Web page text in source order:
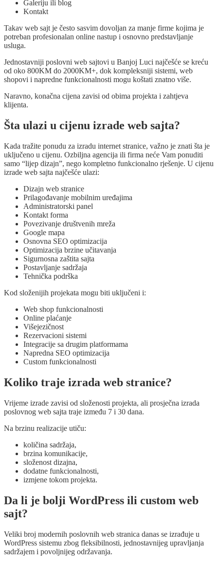
Galeriju ili blog
Kontakt
Takav web sajt je često sasvim dovoljan za manje firme kojima je
potreban profesionalan online nastup i osnovno predstavljanje
usluga.
Jednostavniji poslovni web sajtovi u Banjoj Luci najčešće se kreću
od oko 800KM do 2000KM+, dok kompleksniji sistemi, web
shopovi i napredne funkcionalnosti mogu koštati znatno više.
Naravno, konačna cijena zavisi od obima projekta i zahtjeva
klijenta.
Šta ulazi u cijenu izrade web sajta?
Kada tražite ponudu za izradu internet stranice, važno je znati šta je
uključeno u cijenu. Ozbiljna agencija ili firma neće Vam ponuditi
samo “lijep dizajn”, nego kompletno funkcionalno rješenje. U cijenu
izrade web sajta najčešće ulazi:
Dizajn web stranice
Prilagođavanje mobilnim uređajima
Administratorski panel
Kontakt forma
Povezivanje društvenih mreža
Google mapa
Osnovna SEO optimizacija
Optimizacija brzine učitavanja
Sigurnosna zaštita sajta
Postavljanje sadržaja
Tehnička podrška
Kod složenijih projekata mogu biti uključeni i:
Web shop funkcionalnosti
Online plaćanje
Višejezičnost
Rezervacioni sistemi
Integracije sa drugim platformama
Napredna SEO optimizacija
Custom funkcionalnosti
Koliko traje izrada web stranice?
Vrijeme izrade zavisi od složenosti projekta, ali prosječna izrada
poslovnog web sajta traje između 7 i 30 dana.
Na brzinu realizacije utiču:
količina sadržaja,
brzina komunikacije,
složenost dizajna,
dodatne funkcionalnosti,
izmjene tokom projekta.
Da li je bolji WordPress ili custom web
sajt?
Veliki broj modernih poslovnih web stranica danas se izrađuje u
WordPress sistemu zbog fleksibilnosti, jednostavnijeg upravljanja
sadržajem i povoljnijeg održavanja.